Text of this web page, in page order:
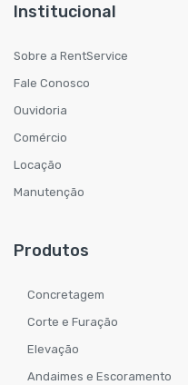
Institucional
Sobre a RentService
Fale Conosco
Ouvidoria
Comércio
Locação
Manutenção
Produtos
Concretagem
Corte e Furação
Elevação
Andaimes e Escoramento